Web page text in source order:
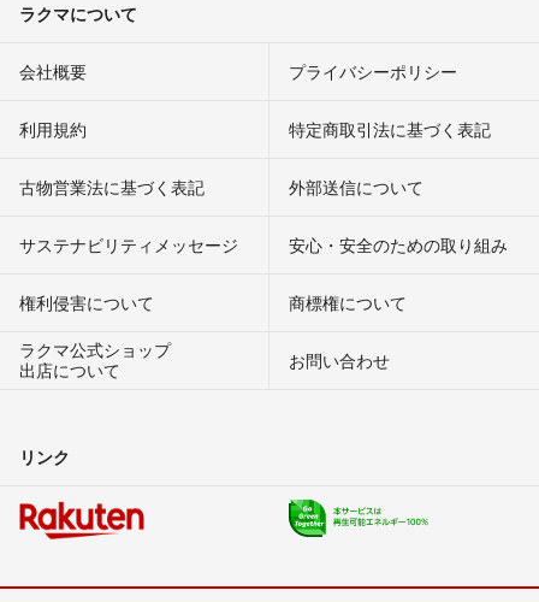
ラクマについて
会社概要 プライバシーポリシー
利用規約 特定商取引法に基づく表記
古物営業法に基づく表記 外部送信について
サステナビリティメッセージ 安心・安全のための取り組み
権利侵害について
商標権について
ラクマ公式ショップ
出店について
お問い合わせ
リンク